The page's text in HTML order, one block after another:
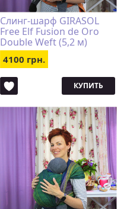
Слинг-шарф GIRASOL
Free Elf Fusion de Oro
Double Weft (5,2 м)
4100 грн.
КУПИТЬ